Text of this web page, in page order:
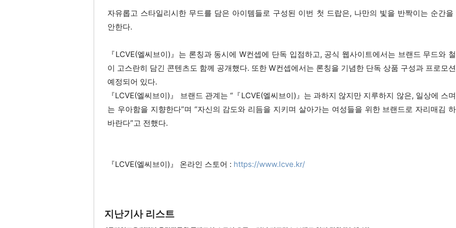
자유롭고 스타일리시한 무드를 담은 아이템들로 구성된 이번 첫 드랍은, 나만의 빛을 반짝이는 순간을
안한다.
『LCVE(엘씨브이)』는 론칭과 동시에 W컨셉에 단독 입점하고, 공식 웹사이트에서는 브랜드 무드와
이 고스란히 담긴 콘텐츠도 함께 공개했다. 또한 W컨셉에서는 론칭을 기념한 단독 상품 구성과 프로모
예정되어 있다.
『LCVE(엘씨브이)』 브랜드 관계는 “『LCVE(엘씨브이)』는 과하지 않지만 지루하지 않은, 일상에 스
는 우아함을 지향한다”며 “자신의 감도와 리듬을 지키며 살아가는 여성들을 위한 브랜드로 자리매김
바란다”고 전했다.
『LCVE(엘씨브이)』 온라인 스토어 : https://www.lcve.kr/
지난기사 리스트